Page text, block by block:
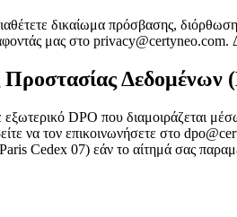
δικαίωμα πρόσβασης,
μας στο
Δεδομένων
εξωτερικό DPO που διαμοιράζεται
να τον επικοινωνήσετε στο
Cedex 07) εάν το αίτημά σας